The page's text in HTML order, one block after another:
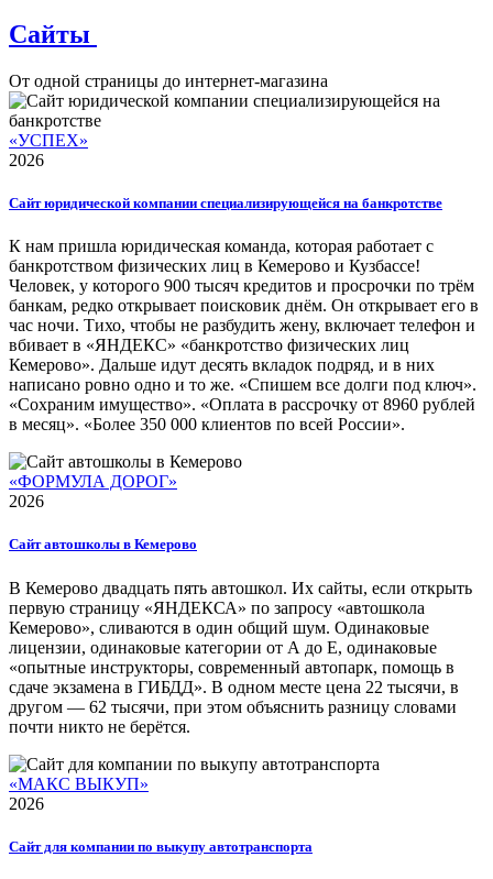
Сайты
От одной страницы до интернет-магазина
«УСПЕХ»
2026
Сайт юридической компании специализирующейся на банкротстве
К нам пришла юридическая команда, которая работает с
банкротством физических лиц в Кемерово и Кузбассе!
Человек, у которого 900 тысяч кредитов и просрочки по трём
банкам, редко открывает поисковик днём. Он открывает его в
час ночи. Тихо, чтобы не разбудить жену, включает телефон и
вбивает в «ЯНДЕКС» «банкротство физических лиц
Кемерово». Дальше идут десять вкладок подряд, и в них
написано ровно одно и то же. «Спишем все долги под ключ».
«Сохраним имущество». «Оплата в рассрочку от 8960 рублей
в месяц». «Более 350 000 клиентов по всей России».
«ФОРМУЛА ДОРОГ»
2026
Сайт автошколы в Кемерово
В Кемерово двадцать пять автошкол. Их сайты, если открыть
первую страницу «ЯНДЕКСА» по запросу «автошкола
Кемерово», сливаются в один общий шум. Одинаковые
лицензии, одинаковые категории от А до Е, одинаковые
«опытные инструкторы, современный автопарк, помощь в
сдаче экзамена в ГИБДД». В одном месте цена 22 тысячи, в
другом — 62 тысячи, при этом объяснить разницу словами
почти никто не берётся.
«МАКС ВЫКУП»
2026
Сайт для компании по выкупу автотранспорта